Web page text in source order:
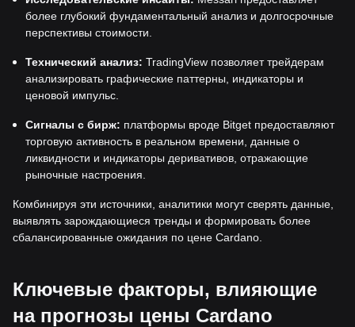
более глубокий фундаментальный анализ и долгосрочные
перспективы стоимости.
Технический анализ: TradingView позволяет трейдерам
анализировать графические паттерны, индикаторы и
ценовой импульс.
Сигналы с бирж: платформы вроде Bitget предоставляют
торговую активность в реальном времени, данные о
ликвидности и индикаторы деривативов, отражающие
рыночные настроения.
Комбинируя эти источники, аналитики могут сверять данные,
выявлять зарождающиеся тренды и формировать более
сбалансированные ожидания по цене Cardano.
Ключевые факторы, влияющие
на прогнозы цены Cardano